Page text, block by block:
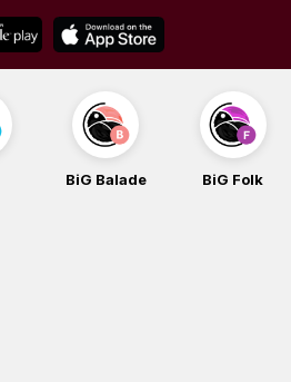
BiG Balade BiG Folk